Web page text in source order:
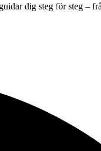
dig steg för steg –